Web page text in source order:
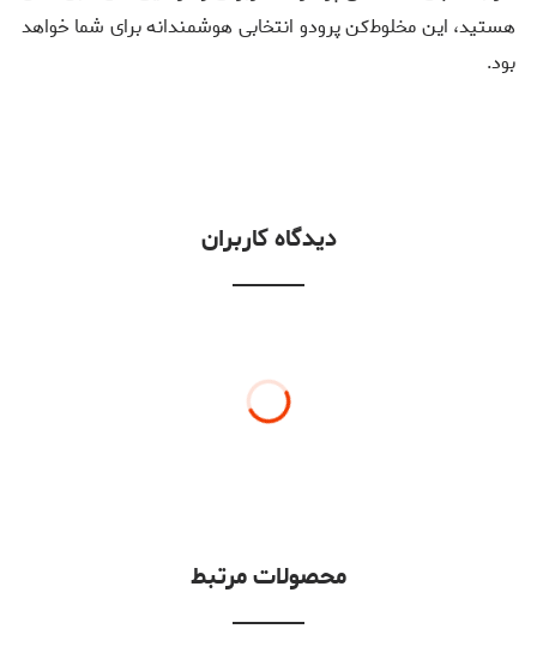
هستید، این مخلوط‌کن پرودو انتخابی هوشمندانه برای شما خواهد
بود.
دیدگاه کاربران
محصولات مرتبط